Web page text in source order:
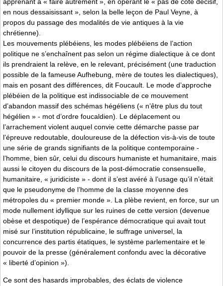
en nous dessaisissant », selon la belle leçon de Paul Veyne, à
propos du passage des modalités de vie antiques à la vie
chrétienne).
Les mouvements plébéiens, les modes plébéiens de l’action
politique ne s’enchaînent pas selon un régime dialectique à ce dont
ils prendraient la relève, en le relevant, précisément (une traduction
possible de la fameuse Aufhebung, mère de toutes les dialectiques),
mais en posant des différences, dit Foucault. Le mode d’approche
plébéien de la politique est indissociable de ce mouvement
d’abandon massif des schémas hégéliens (« n’être plus du tout
hégélien » - mot d’ordre foucaldien). Le déplacement ou
l’arrachement violent auquel convie cette démarche passe par
l’épreuve redoutable, douloureuse de la défection vis-à-vis de toute
une série de grands signifiants de la politique contemporaine -
l’homme, bien sûr, celui du discours humaniste et humanitaire, mais
aussi le citoyen du discours de la post-démocratie consensuelle,
humanitaire, « juridiciste » - dont il s’est avéré à l’usage qu’il n’était
que le pseudonyme de l’homme de la classe moyenne des
métropoles du « premier monde ». La plèbe revient, en force, sur un
mode nullement idyllique sur les ruines de cette version (devenue
obèse et despotique) de l’espérance démocratique qui avait tout
misé sur l’institution républicaine, le suffrage universel, la
concurrence des partis étatiques, le système parlementaire et le
pouvoir de la presse (généralement confondu avec la décorative
« liberté d’opinion »).
Ce sont des hasards improbables, des éclats de violence